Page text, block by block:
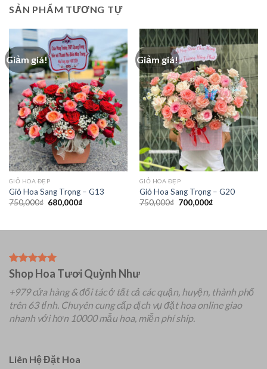
SẢN PHẨM TƯƠNG TỰ
Giảm giá!
GIỎ HOA ĐẸP
Giỏ Hoa Sang Trọng – G13
750,000₫ Giá
680,000₫Giá
680,000₫.
Giảm giá!
GIỎ HOA ĐẸP
Giỏ Hoa Sang Trọng – G20
750,000₫ Giá
700,000₫Giá
700,000₫.
Shop Hoa Tươi Quỳnh Như
+979 cửa hàng & đối tác ở tất cả các quận, huyện, thành phố
trên 63 tỉnh. Chuyên cung cấp dịch vụ đặt hoa online giao
nhanh với hơn 10000 mẫu hoa, miễn phí ship.
Liên Hệ Đặt Hoa